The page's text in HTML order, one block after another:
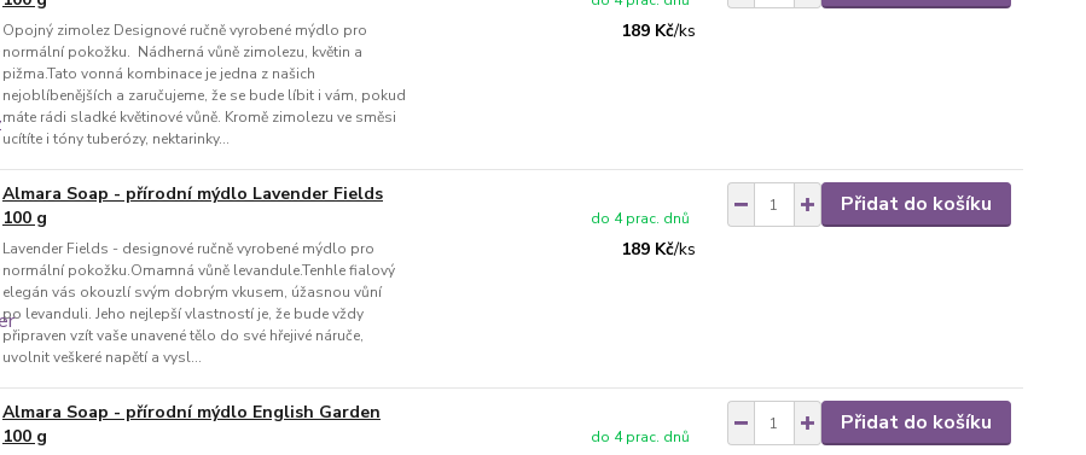
Opojný zimolez Designové ručně vyrobené mýdlo pro
normální pokožku. Nádherná vůně zimolezu, květin a
pižma.Tato vonná kombinace je jedna z našich
nejoblíbenějších a zaručujeme, že se bude líbit i vám, pokud
máte rádi sladké květinové vůně. Kromě zimolezu ve směsi
ucítíte i tóny tuberózy, nektarinky...
189 Kč/ks
Almara Soap - přírodní mýdlo Lavender Fields
100 g
Lavender Fields - designové ručně vyrobené mýdlo pro
normální pokožku.Omamná vůně levandule.Tenhle fialový
elegán vás okouzlí svým dobrým vkusem, úžasnou vůní
po levanduli. Jeho nejlepší vlastností je, že bude vždy
připraven vzít vaše unavené tělo do své hřejivé náruče,
uvolnit veškeré napětí a vysl...
189 Kč/ks
do 4 prac. dnů
Přidat do košíku
Almara Soap - přírodní mýdlo English Garden
100 g
do 4 prac. dnů
Přidat do košíku